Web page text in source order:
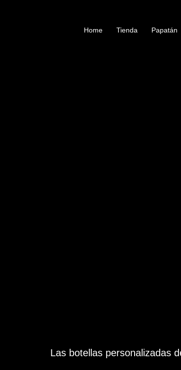
Home Tienda Papatán
Las botellas personalizadas